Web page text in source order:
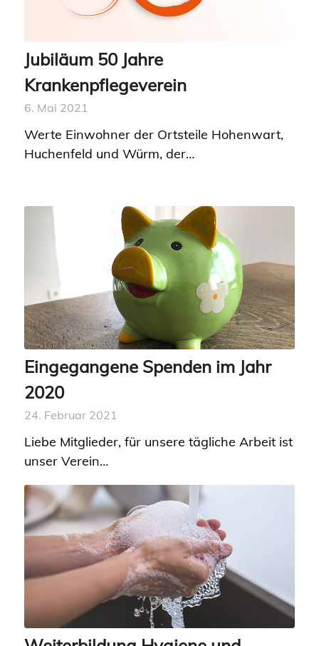
Jubiläum 50 Jahre
Krankenpflegeverein
6. Mai 2021
Werte Einwohner der Ortsteile Hohenwart,
Huchenfeld und Würm, der…
Eingegangene Spenden im Jahr
2020
24. Februar 2021
Liebe Mitglieder, für unsere tägliche Arbeit ist
unser Verein…